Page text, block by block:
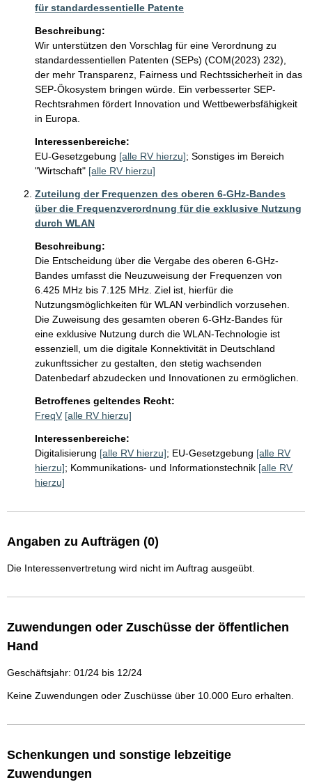
für standardessentielle Patente
Beschreibung:
Wir unterstützen den Vorschlag für eine Verordnung zu
standardessentiellen Patenten (SEPs) (COM(2023) 232),
der mehr Transparenz, Fairness und Rechtssicherheit in das
SEP-Ökosystem bringen würde. Ein verbesserter SEP-
Rechtsrahmen fördert Innovation und Wettbewerbsfähigkeit
Interessenbereiche:
EU-Gesetzgebung [alle RV hierzu]; Sonstiges im Bereich
"Wirtschaft" [alle RV hierzu]
Zuteilung der Frequenzen des oberen 6-GHz-Bandes
über die Frequenzverordnung für die exklusive Nutzung
durch WLAN
Beschreibung:
Die Entscheidung über die Vergabe des oberen 6-GHz-
Bandes umfasst die Neuzuweisung der Frequenzen von
6.425 MHz bis 7.125 MHz. Ziel ist, hierfür die
Nutzungsmöglichkeiten für WLAN verbindlich vorzusehen.
Die Zuweisung des gesamten oberen 6-GHz-Bandes für
eine exklusive Nutzung durch die WLAN-Technologie ist
essenziell, um die digitale Konnektivität in Deutschland
zukunftssicher zu gestalten, den stetig wachsenden
Datenbedarf abzudecken und Innovationen zu ermöglichen.
Betroffenes geltendes Recht:
FreqV [alle RV hierzu]
Interessenbereiche:
Digitalisierung [alle RV hierzu]; EU-Gesetzgebung [alle RV
hierzu]; Kommunikations- und Informationstechnik [alle RV
hierzu]
Angaben zu Aufträgen (0)
Die Interessenvertretung wird nicht im Auftrag ausgeübt.
Zuwendungen oder Zuschüsse der öffentlichen
Hand
Geschäftsjahr: 01/24 bis 12/24
Keine Zuwendungen oder Zuschüsse über 10.000 Euro erhalten.
Schenkungen und sonstige lebzeitige
Zuwendungen